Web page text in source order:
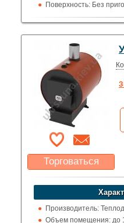
Поверхность: Без
Кожух: Металлический
Выход дымохода:
Топливо: Дрова,
Шибер (Кагла): Есть
Торговаться
Какая цена Вас
устроит?
Указать цену
Производитель:
Объем помещения: до